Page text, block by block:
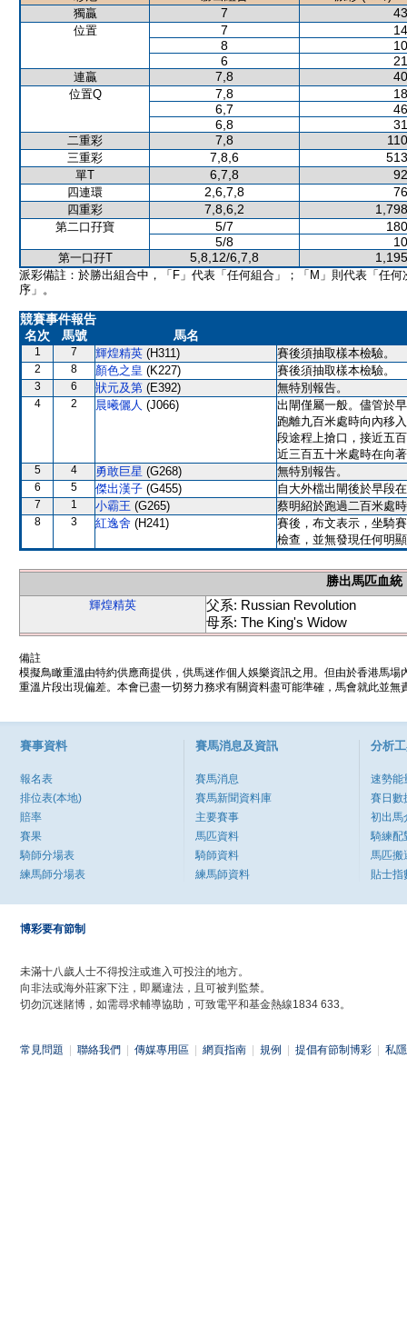
獨贏
7
位置 7
8
6
連贏 7,8
位置Q 7,8
6,7
6,8
二重彩 7,8
三重彩 7,8,6
單T 6,7,8
四連環 2,6,7,8
四重彩 7,8,6,2
第二口孖寶 5/7
5/8
第一口孖T 5,8,12/6,7,8
派彩備註：於勝出組合中，「F」代表「任何組合」；「M」則代表「任何
序」。
競賽事件報告
名次
馬號 馬名
1 7 輝煌精英 (H311) 賽後須抽取樣本檢驗。
2 8 顏色之皇 (K227) 賽後須抽取樣本檢驗。
3 6 狀元及第 (E392) 無特別報告。
4 2 晨曦儷人 (J066)
出閘僅屬一般。儘管於
跑離九百米處時向內移
段途程上搶口，接近五
近三百五十米處時在向
5 4 勇敢巨星 (G268) 無特別報告。
6 5 傑出漢子 (G455) 自大外檔出閘後於早段
7 1 小霸王 (G265) 蔡明紹於跑過二百米處
8 3 紅逸舍 (H241)
賽後，布文表示，坐騎
檢查，並無發現任何明
勝出馬匹血統
輝煌精英
父系: Russian Revolution
母系: The King's Widow
備註
模擬鳥瞰重溫由特約供應商提供，供馬迷作個人娛樂資訊之用。但由於香港馬
重溫片段出現偏差。本會已盡一切努力務求有關資料盡可能準確，馬會就此並
賽事資料
報名表
排位表(本地)
賠率
賽果
騎師分場表
練馬師分場表
賽馬消息及資訊
賽馬消息
賽馬新聞資料庫
主要賽事
馬匹資料
騎師資料
練馬師資料
分析
速勢能
賽日數
初出馬
騎練配
馬匹搬
貼士指
博彩要有節制
未滿十八歲人士不得投注或進入可投注的地方。
向非法或海外莊家下注，即屬違法，且可被判監禁。
切勿沉迷賭博，如需尋求輔導協助，可致電平和基金熱線1834 633。
常見問題 聯絡我們 傳媒專用區 網頁指南 規例 提倡有節制博彩 私